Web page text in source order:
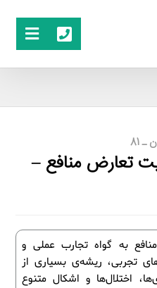
81
تعارض منافع –
به گواه تجارب عملی و
تجربی، ریشه‌ی بسیاری از
اختلال‌ها و اشکال متنوع